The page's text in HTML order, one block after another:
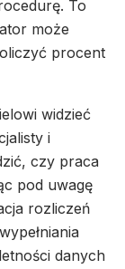
To
może
procent
widzieć
i
czy praca
pod uwagę
rozliczeń
danych